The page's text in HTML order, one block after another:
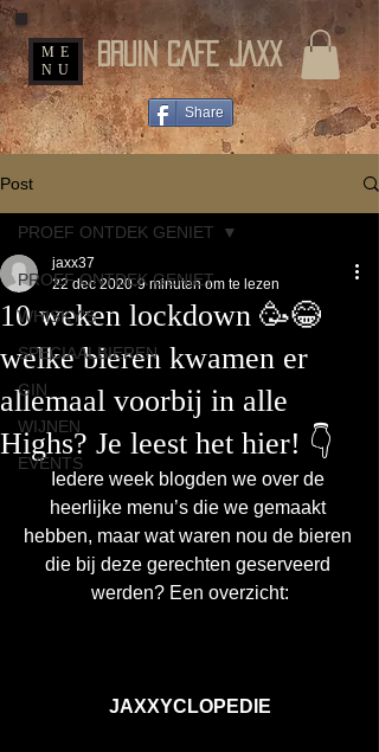
BRUIN CAFE JAXX
ME
NU
Share
Post
PROEF ONTDEK GENIET
WHISKY'S
SPECIAALBIEREN
GIN
WIJNEN
EVENTS
PROEF ONTDEK GENIET
10 weken lockdown 🥳😂
welke bieren kwamen er
allemaal voorbij in alle
Highs? Je leest het hier! 👇
jaxx37
22 dec 2020 9 minuten om te lezen
Iedere week blogden we over de
heerlijke menu’s die we gemaakt
hebben, maar wat waren nou de bieren
die bij deze gerechten geserveerd
werden? Een overzicht:
JAXXYCLOPEDIE